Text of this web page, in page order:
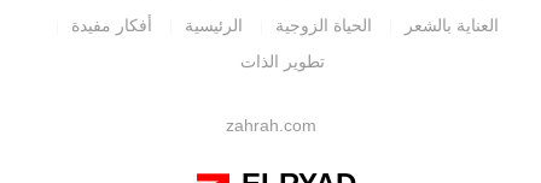
العناية بالشعر
الحياة الزوجية الرئيسية
أفكار مفيدة
تطوير الذات
zahrah.com